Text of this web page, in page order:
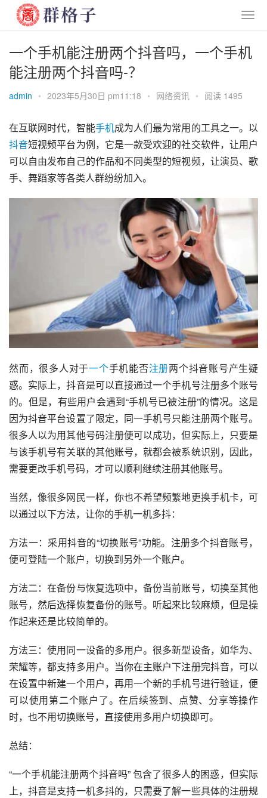
一个手机能注册两个抖音吗，一个手机
能注册两个抖音吗-？
admin • 2023年5月30日 pm11:18 • 网络资讯 • 阅读 1495
在互联网时代，智能手机成为人们最为常用的工具之一。以
抖音短视频平台为例，它是一款受欢迎的社交软件，让用户
可以自由发布自己的作品和不同类型的短视频，让演员、歌
手、舞蹈家等各类人群纷纷加入。
然而，很多人对于一个手机能否注册两个抖音账号产生疑
惑。实际上，抖音是可以直接通过一个手机号注册多个账号
的。但是，有些用户会遇到“手机号已被注册”的情况。这是
因为抖音平台设置了限定，同一手机号只能注册两个账号。
很多人以为用其他号码注册便可以成功，但实际上，只要是
与该手机号有关联的其他账号，就都会被系统识别，因此，
需要更改手机号码，才可以顺利继续注册其他账号。
当然，像很多网民一样，你也不希望频繁地更换手机卡，可
以通过以下方法，让你的手机一机多抖：
方法一：采用抖音的“切换账号”功能。注册多个抖音账号，
便可登陆一个账户，切换到另外一个账户。
方法二：在备份与恢复选项中，备份当前账号，切换至其他
账号，然后选择恢复备份的账号。听起来比较麻烦，但是操
作起来还是比较简单的。
方法三：使用同一设备的多用户。很多新型设备，如华为、
荣耀等，都支持多用户。当你在主账户下注册完抖音，可以
在设置中新建一个用户，再用一个新的手机号进行验证，便
可以使用第二个账户了。在后续签到、点赞、分享等操作
时，也不用切换账号，直接使用多用户切换即可。
总结：
“一个手机能注册两个抖音吗” 包含了很多人的困惑，但实际
上，抖音是支持一机多抖的，只需要了解一些具体的注册规